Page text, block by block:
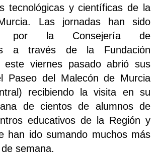
tecnológicas y científicas de la
Las jornadas han sido
por la Consejería de
a través de la Fundación
este viernes pasado abrió sus
Paseo del Malecón de Murcia
recibiendo la visita en su
de cientos de alumnos de
educativos de la Región y
han ido sumando muchos más
semana.